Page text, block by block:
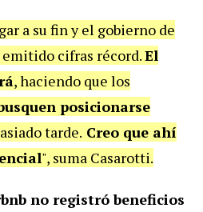
a su fin y el gobierno de
emitido cifras récord.El
, haciendo que los
posicionarse
tarde. Creo que ahí
", suma Casarotti.
no registró beneficios